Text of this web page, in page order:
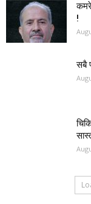
!
सबै